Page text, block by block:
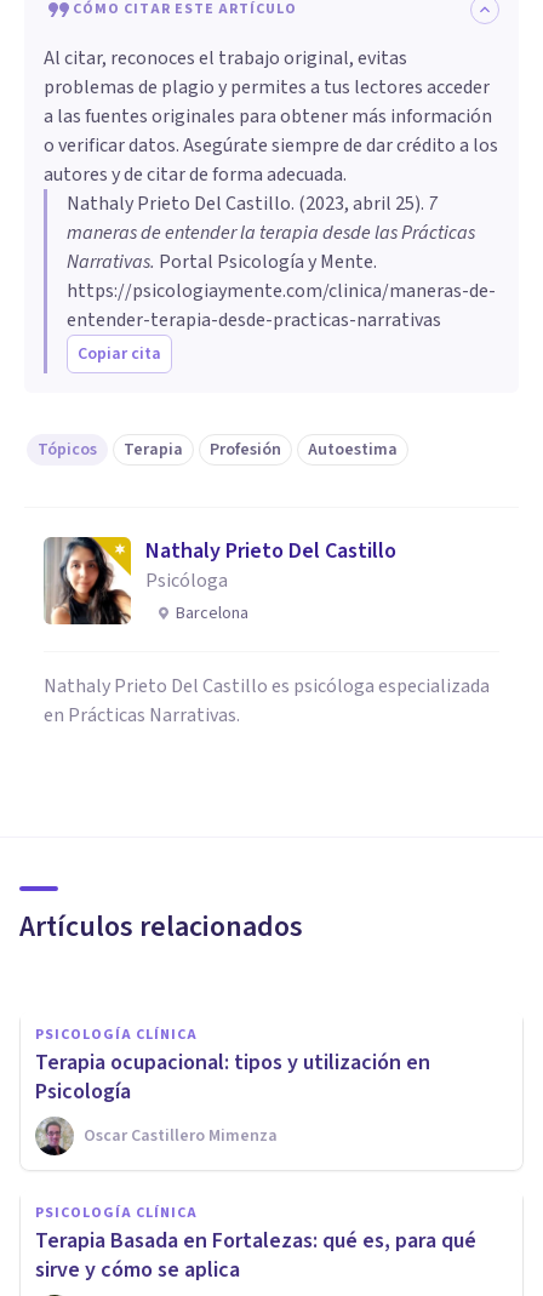
CÓMO CITAR ESTE ARTÍCULO
Al citar, reconoces el trabajo original, evitas
problemas de plagio y permites a tus lectores acceder
a las fuentes originales para obtener más información
o verificar datos. Asegúrate siempre de dar crédito a los
autores y de citar de forma adecuada.
Nathaly Prieto Del Castillo. (2023, abril 25). 7
maneras de entender la terapia desde las Prácticas
Narrativas. Portal Psicología y Mente.
https://psicologiaymente.com/clinica/maneras-de-
entender-terapia-desde-practicas-narrativas
Copiar cita
Tópicos Terapia Profesión Autoestima
Nathaly Prieto Del Castillo
Psicóloga
Barcelona
Nathaly Prieto Del Castillo es psicóloga especializada
en Prácticas Narrativas.
Artículos relacionados
en Valencia
PSICOLOGÍA CLÍNICA
Terapia ocupacional: tipos y utilización en
Psicología
Oscar Castillero Mimenza
PSICOLOGÍA CLÍNICA
Terapia Basada en Fortalezas: qué es, para qué
sirve y cómo se aplica
PSICOLOGÍA CLÍNICA
Terapia ocupacional infantil:
qué es y cuáles son sus
objetivos